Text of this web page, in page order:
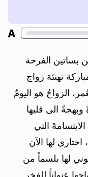
A
بساتين الفرحة
تهنئة زواج
الزواجُ هو اليومُ
الى قلبها
التي
لها الآن
لها بلسماً من
عنواناً للفخرِ